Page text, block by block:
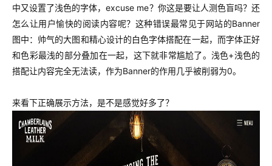
中又设置了浅色的字体，excuse me？你这是要让人测色盲吗？还
怎么让用户愉快的阅读内容呢？这种错误最常见于网站的Banner
图中：帅气的大图和精心设计的白色字体搭配在一起，而字体正好
和色彩最浅的部分叠加在一起，这下就非常尴尬了。浅色+浅色的
搭配让内容完全无法读，作为Banner的作用几乎被削弱为0。
来看下正确展示方法，是不是感觉好多了？